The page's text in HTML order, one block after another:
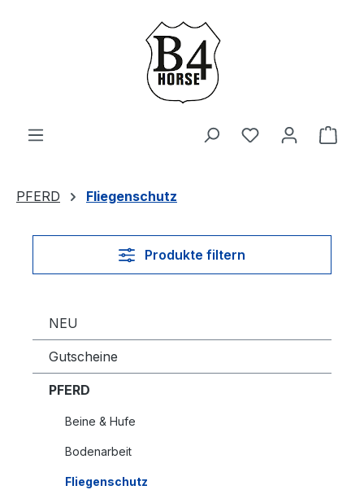
Zum Hauptinhalt springen
Du hast 0
PFERD Fliegenschutz
Produkte filtern
NEU
Gutscheine
PFERD
Beine & Hufe
Bodenarbeit
Fliegenschutz